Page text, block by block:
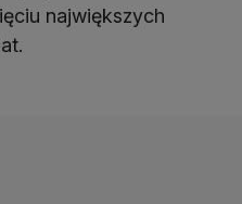
największych